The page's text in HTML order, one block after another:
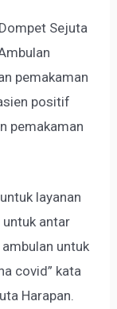
Sejuta
pemakaman
positif
pemakaman
layanan
antar
untuk
covid” kata
Harapan.